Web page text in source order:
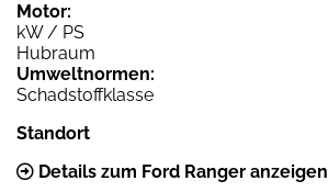
Motor:
kW / PS
Hubraum
Umweltnormen:
Schadstoffklasse
Standort
Details zum Ford Ranger anzeigen